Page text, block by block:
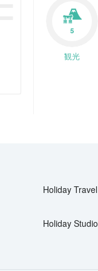
5
観光
Holiday Travel
Holiday Studio